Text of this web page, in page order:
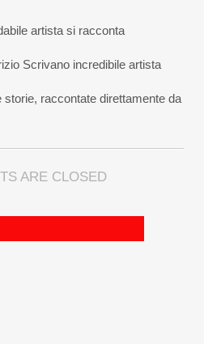
artista si racconta
Scrivano incredibile artista
raccontate direttamente da
ARE CLOSED